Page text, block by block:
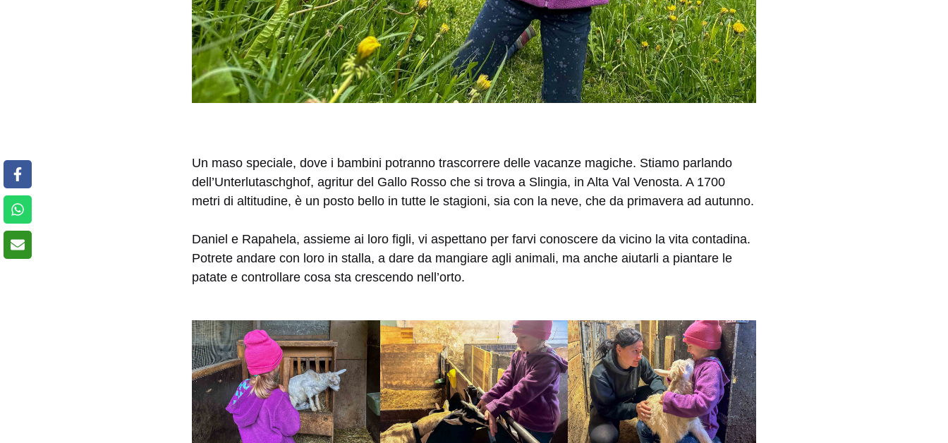
Un maso speciale, dove i bambini potranno trascorrere delle vacanze magiche. Stiamo parlando
dell’Unterlutaschghof, agritur del Gallo Rosso che si trova a Slingia, in Alta Val Venosta. A 1700
metri di altitudine, è un posto bello in tutte le stagioni, sia con la neve, che da primavera ad autunno.
Daniel e Rapahela, assieme ai loro figli, vi aspettano per farvi conoscere da vicino la vita contadina.
Potrete andare con loro in stalla, a dare da mangiare agli animali, ma anche aiutarli a piantare le
patate e controllare cosa sta crescendo nell’orto.